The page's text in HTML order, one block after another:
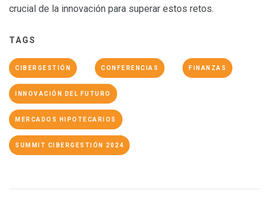
crucial de la innovación para superar estos retos.
TAGS
CIBERGESTIÓN CONFERENCIAS FINANZAS
INNOVACIÓN DEL FUTURO
MERCADOS HIPOTECARIOS
SUMMIT CIBERGESTIÓN 2024